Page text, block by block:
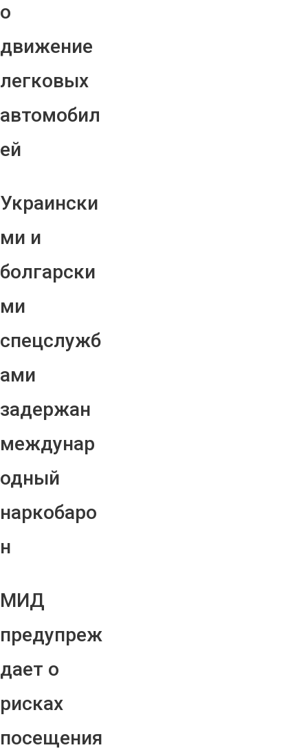
о
движение
легковых
автомобил
ей
Украински
ми и
болгарски
ми
спецслужб
ами
задержан
междунар
одный
наркобаро
н
МИД
предупреж
дает о
рисках
посещения